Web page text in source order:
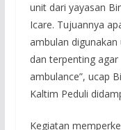
unit dari yayasan
Icare. Tujuannya
ambulan
dan terpenting
ambulance”, ucap
Kaltim Peduli
Kegiatan